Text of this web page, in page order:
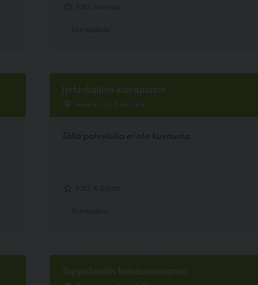
Jyrkinkallion koirapuisto
Henrikintie 5, Helsinki
Tällä palvelulla ei ole kuvausta.
Toppelundin koirauimaranta